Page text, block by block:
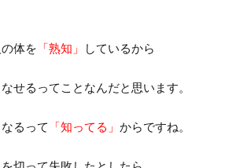
体を 「熟知」 しているから
せるってことなんだと思います。
るって 「知ってる」 からですね。